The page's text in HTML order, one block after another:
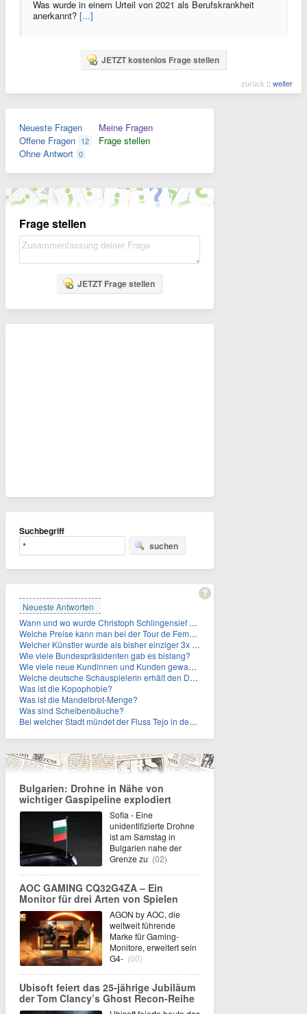
Was wurde in einem Urteil von 2021 als Berufskrankheit
anerkannt? [...]
JETZT kostenlos Frage stellen
zurück :: weiter
Neueste Fragen
Offene Fragen 12
Ohne Antwort 0
Meine Fragen
Frage stellen
Frage stellen
JETZT Frage stellen
Suchbegriff
suchen
Neueste Antworten
Wann und wo wurde Christoph Schlingensief geboren?
Welche Preise kann man bei der Tour de Femmes 2026 gewinnen?
Welcher Künstler wurde als bisher einziger 3x in die Rock and Roll Hall of Fame aufgenommen?
Wie viele Bundespräsidenten gab es bislang?
Wie viele neue Kundinnen und Kunden gewann MagentaTV allein durch die WM hinzu?
Welche deutsche Schauspielerin erhält den Deutschen Kulturpolitikpreis?
Was ist die Kopophobie?
Was ist die Mandelbrot-Menge?
Was sind Scheibenbäuche?
Bei welcher Stadt mündet der Fluss Tejo in den Atlantik?
Bulgarien: Drohne in Nähe von
wichtiger Gaspipeline explodiert
Sofia - Eine
unidentifizierte Drohne
ist am Samstag in
Bulgarien nahe der
Grenze zu (02)
AOC GAMING CQ32G4ZA – Ein
Monitor für drei Arten von Spielen
AGON by AOC, die
weltweit führende
Marke für Gaming-
Monitore, erweitert sein
G4- (00)
Ubisoft feiert das 25-jährige Jubiläum
der Tom Clancy’s Ghost Recon-Reihe